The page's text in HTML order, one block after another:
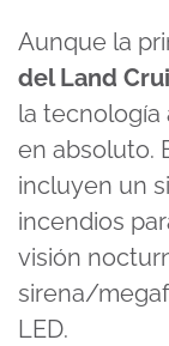
Aunque la
del Land
la tecnología
en absoluto.
incluyen un
incendios
visión
sirena/
LED.